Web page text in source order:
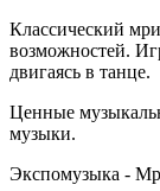
Классический
возможностей.
двигаясь в танце.
Ценные
музыки.
Экспомузыка -